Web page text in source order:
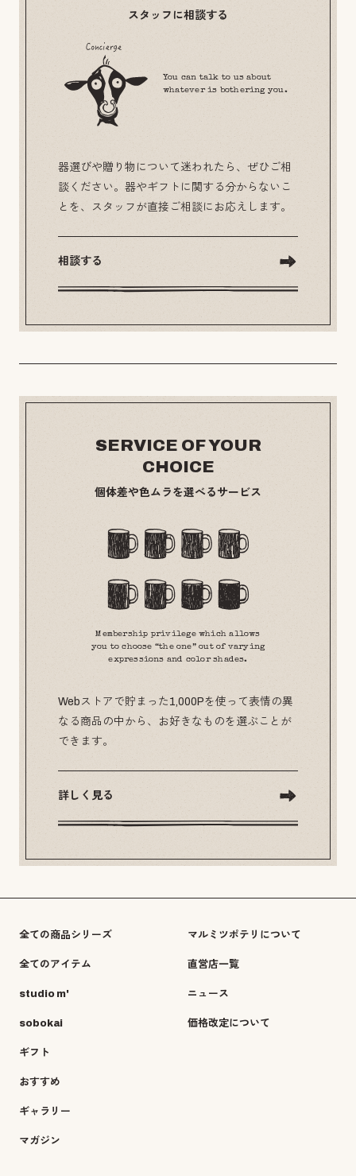
スタッフに相談する
You can talk to us about
whatever is bothering you.
器選びや贈り物について迷われたら、ぜひご相
談ください。器やギフトに関する分からないこ
とを、スタッフが直接ご相談にお応えします。
相談する
SERVICE OF YOUR
CHOICE
個体差や色ムラを選べるサービス
Membership privilege which allows
you to choose “the one” out of varying
expressions and color shades.
Webストアで貯まった1,000Pを使って表情の異
なる商品の中から、お好きなものを選ぶことが
できます。
詳しく見る
全ての商品シリーズ
全てのアイテム
studio m'
sobokai
ギフト
おすすめ
ギャラリー
マガジン
マルミツポテリについて
直営店一覧
ニュース
価格改定について